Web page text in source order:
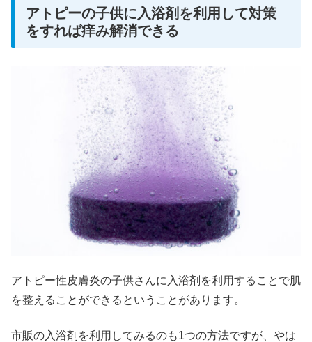
アトピーの子供に入浴剤を利用して対策
をすれば痒み解消できる
アトピー性皮膚炎の子供さんに入浴剤を利用することで肌
を整えることができるということがあります。
市販の入浴剤を利用してみるのも1つの方法ですが、やは